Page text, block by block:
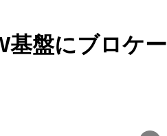
盤にブロケ